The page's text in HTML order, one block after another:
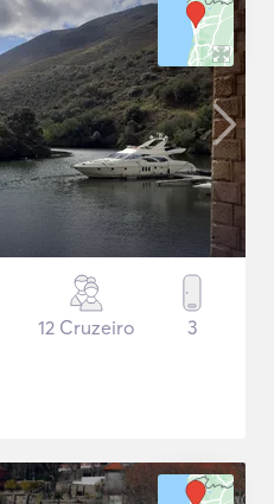
12 Cruzeiro 3